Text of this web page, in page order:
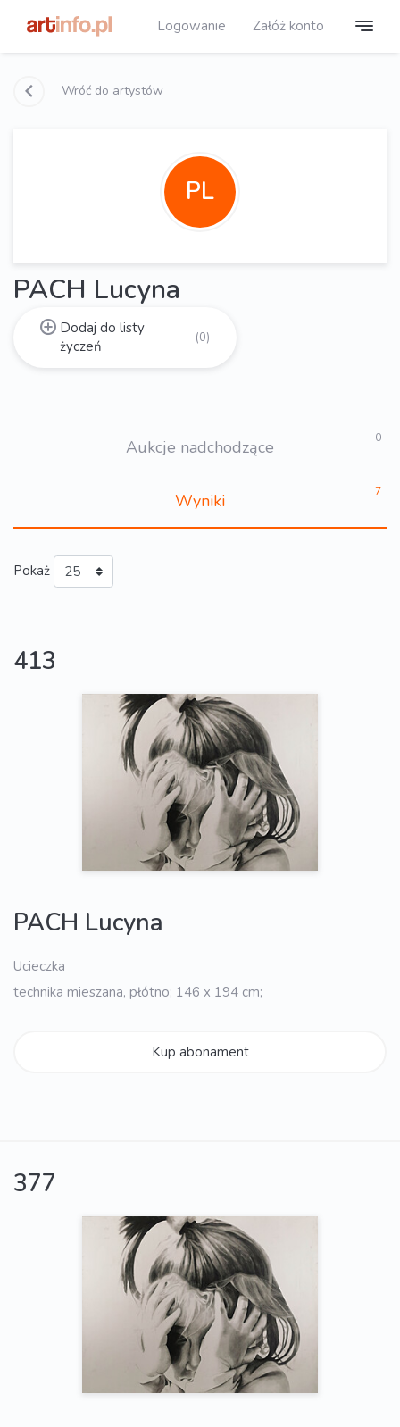
Logowanie Załóż konto
Wróć do artystów
PL
PACH Lucyna
Dodaj do listy
życzeń
(0)
Aukcje nadchodzące 0
Wyniki 7
Pokaż
413
PACH Lucyna
Ucieczka
technika mieszana, płótno; 146 x 194 cm;
Kup abonament
377